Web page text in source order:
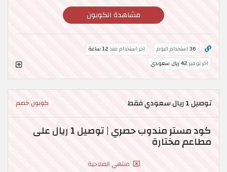
مشاهدة الكوبون
36 استخدام اليوم اخر استخدام منذ 12 ساعة
اخر توفير 42 ريال سعودي
توصيل 1 ريال سعودي فقط كوبون خصم
كود مستر مندوب حصري | توصيل 1 ريال على
مطاعم مختارة
منتهي الصلاحية